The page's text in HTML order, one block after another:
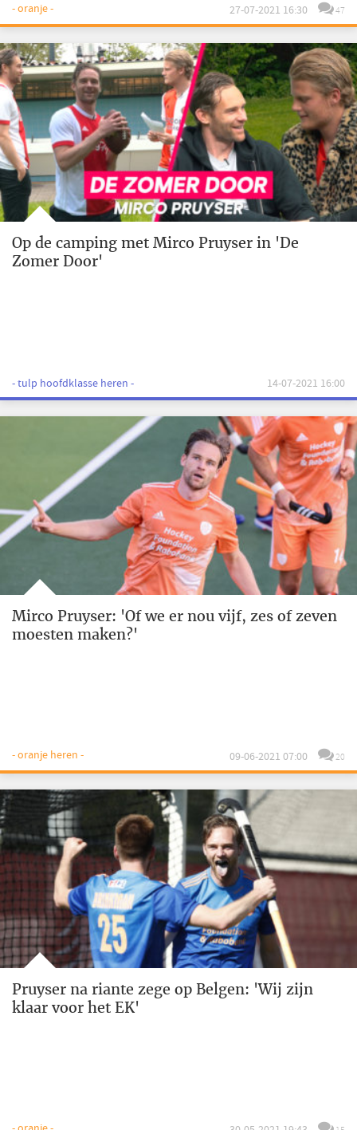
- oranje - 27-07-2021 16:30 47
Op de camping met Mirco Pruyser in 'De
Zomer Door'
- tulp hoofdklasse heren - 14-07-2021 16:00
Mirco Pruyser: 'Of we er nou vijf, zes of zeven
moesten maken?'
- oranje heren - 09-06-2021 07:00 20
Pruyser na riante zege op Belgen: 'Wij zijn
klaar voor het EK'